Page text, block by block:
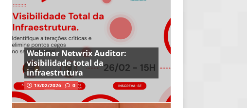
Webinar Netwrix Auditor:
visibilidade total da
infraestrutura
13/02/2026 0